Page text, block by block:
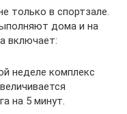
только в спортзале.
дома и на
включает:
неделе комплекс
на 5 минут.